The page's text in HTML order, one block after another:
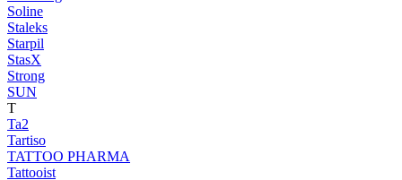
Soline
Staleks
Starpil
StasX
Strong
SUN
T
Ta2
Tartiso
TATTOO PHARMA
Tattooist